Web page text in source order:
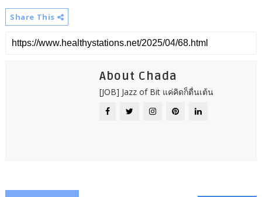
Share This
About Chada
[JOB] Jazz of Bit แค่คิดก็ตื่นเต้น